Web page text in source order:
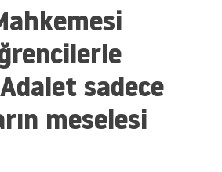
sadece
meselesi